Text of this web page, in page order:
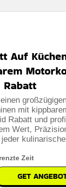
Auf
Rabatt
mit
Rabatt und
Wert,
Zeit
GET